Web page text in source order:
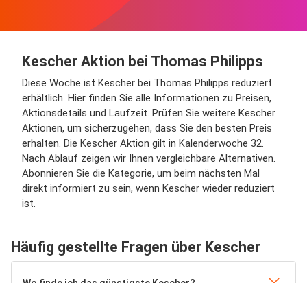
Kescher Aktion bei Thomas Philipps
Diese Woche ist Kescher bei Thomas Philipps reduziert
erhältlich. Hier finden Sie alle Informationen zu Preisen,
Aktionsdetails und Laufzeit. Prüfen Sie weitere Kescher
Aktionen, um sicherzugehen, dass Sie den besten Preis
erhalten. Die Kescher Aktion gilt in Kalenderwoche 32.
Nach Ablauf zeigen wir Ihnen vergleichbare Alternativen.
Abonnieren Sie die Kategorie, um beim nächsten Mal
direkt informiert zu sein, wenn Kescher wieder reduziert
ist.
Häufig gestellte Fragen über Kescher